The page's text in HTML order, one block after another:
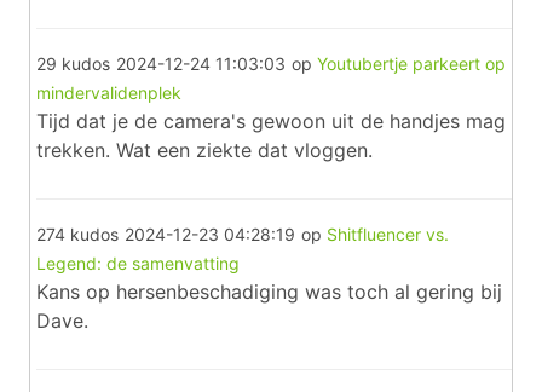
29 kudos 2024-12-24 11:03:03 op Youtubertje parkeert op
mindervalidenplek
Tijd dat je de camera's gewoon uit de handjes mag
trekken. Wat een ziekte dat vloggen.
274 kudos 2024-12-23 04:28:19 op Shitfluencer vs.
Legend: de samenvatting
Kans op hersenbeschadiging was toch al gering bij
Dave.